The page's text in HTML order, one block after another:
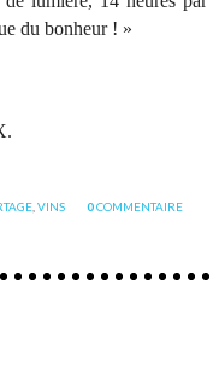
du bonheur ! »
, VINS 0COMMENTAIRE